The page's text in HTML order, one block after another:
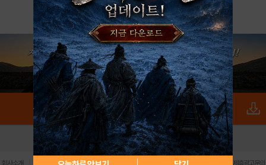
로그인 PC버전 전체앱
회사소개 | 개인정보 처리방침 불법촬영물 신고센터 제휴광고문의